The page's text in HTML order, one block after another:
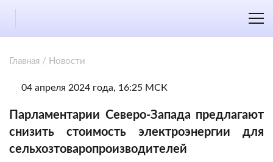
Главная / Новости
04 апреля 2024 года, 16:25 МСК
Парламентарии Северо-Запада предлагают
снизить стоимость электроэнергии для
сельхозтоваропроизводителей